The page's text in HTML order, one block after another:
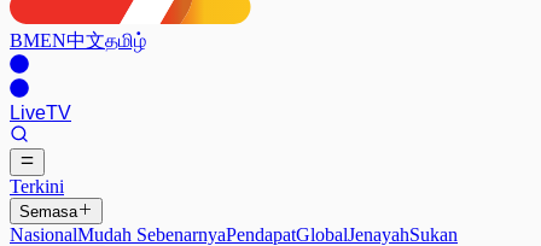
BMEN中文தமிழ்
LiveTV
Terkini
Semasa
NasionalMudah SebenarnyaPendapatGlobalJenayahSukan